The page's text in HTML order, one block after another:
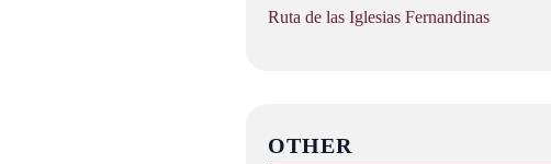
Ruta de las Iglesias Fernandinas
OTHER